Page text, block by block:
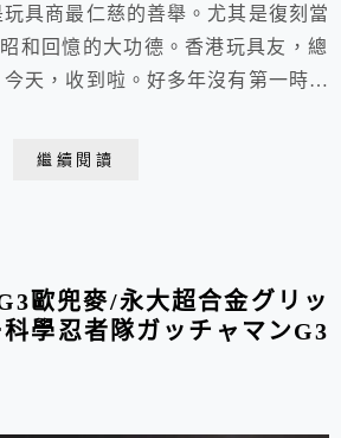
具商最仁慈的善舉。尤其是復刻當
和回憶的大功德。香港玩具友，總
天，收到啦。好多年沒有第一時間
繼續閱讀
歐兜麥/永大超合金グリッ
學忍者隊ガッチャマンG3